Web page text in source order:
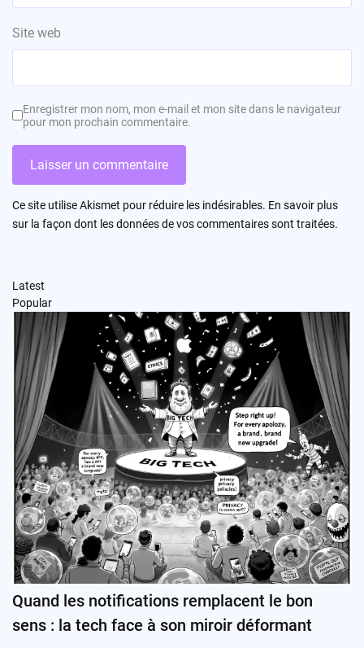
Site web
Enregistrer mon nom, mon e-mail et mon site dans le navigateur
pour mon prochain commentaire.
Ce site utilise Akismet pour réduire les indésirables. En savoir plus
sur la façon dont les données de vos commentaires sont traitées.
Latest
Popular
Quand les notifications remplacent le bon
sens : la tech face à son miroir déformant